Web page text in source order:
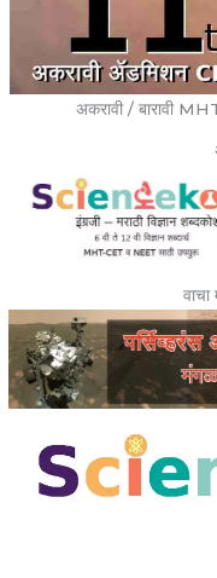
अकरावी / बारावी
वाचा